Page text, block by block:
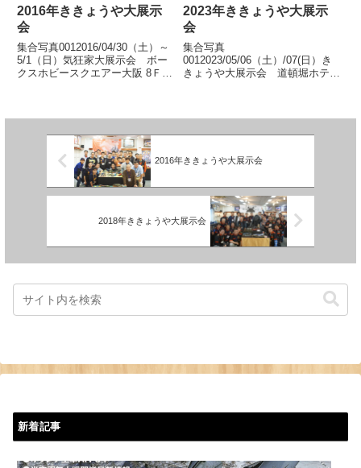
2016年ききょうや大展示
会
集合写真0012016/04/30（土）～
5/1（日）気狂家大展示会 ボー
クスホビースクエアー大阪 8Ｆホ
とうございまし... 【続きを読
2023年ききょうや大展示
会
集合写真
0012023/05/06（土）/07(日）き
きょうや大展示会 道頓堀ホテル
とうございました。展示風景/激
2016年ききょうや大展示会
2018年ききょうや大展示会
新着記事